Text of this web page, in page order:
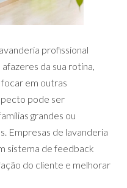
profissional
da sua rotina,
em outras
pode ser
grandes ou
Empresas de lavanderia
sistema de feedback
do cliente e melhorar